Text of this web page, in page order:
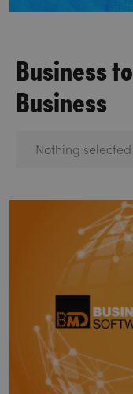
Business to
Business
Nothing selected